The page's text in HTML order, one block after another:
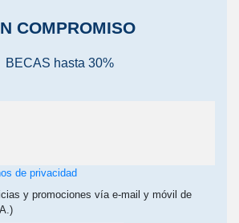
COMPROMISO
BECAS hasta 30%
de privacidad
y promociones vía e-mail y móvil de